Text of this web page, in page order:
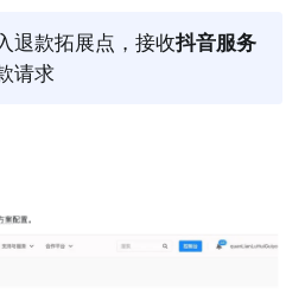
退款拓展点，接收抖音服务
请求